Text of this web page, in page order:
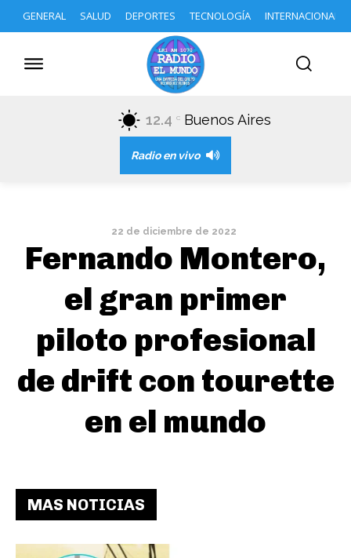
GENERAL SALUD DEPORTES TECNOLOGÍA INTERNACIONAL
12.4 C Buenos Aires
Radio en vivo
22 de diciembre de 2022
Fernando Montero,
el gran primer
piloto profesional
de drift con tourette
en el mundo
MAS NOTICIAS